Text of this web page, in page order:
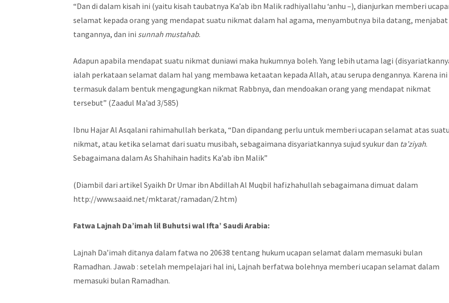
“Dan di dalam kisah ini (yaitu kisah taubatnya Ka’ab ibn Malik radhiyallahu ‘anhu –), dianjurkan memberi
selamat kepada orang yang mendapat suatu nikmat dalam hal agama, menyambutnya bila datang, menjabat
tangannya, dan ini sunnah mustahab.
Adapun apabila mendapat suatu nikmat duniawi maka hukumnya boleh. Yang lebih utama lagi
ialah perkataan selamat dalam hal yang membawa ketaatan kepada Allah, atau serupa dengannya. Karena ini
termasuk dalam bentuk mengagungkan nikmat Rabbnya, dan mendoakan orang yang mendapat nikmat
tersebut” (Zaadul Ma’ad 3/585)
Ibnu Hajar Al Asqalani rahimahullah berkata, “Dan dipandang perlu untuk memberi ucapan selamat atas suatu
nikmat, atau ketika selamat dari suatu musibah, sebagaimana disyariatkannya sujud syukur dan ta’ziyah.
Sebagaimana dalam As Shahihain hadits Ka’ab ibn Malik”
(Diambil dari artikel Syaikh Dr Umar ibn Abdillah Al Muqbil hafizhahullah sebagaimana dimuat dalam
http://www.saaid.net/mktarat/ramadan/2.htm)
Fatwa Lajnah Da’imah lil Buhutsi wal Ifta’ Saudi Arabia:
Lajnah Da’imah ditanya dalam fatwa no 20638 tentang hukum ucapan selamat dalam memasuki bulan
Ramadhan. Jawab : setelah mempelajari hal ini, Lajnah berfatwa bolehnya memberi ucapan selamat dalam
memasuki bulan Ramadhan.